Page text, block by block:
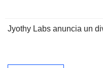
Jyothy Labs anuncia un